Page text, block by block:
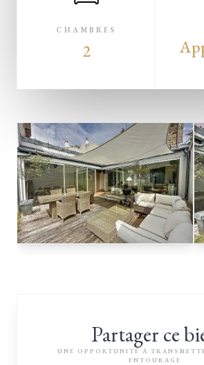
CHAMBRES
2
Partager ce
UNE OPPORTUNITÉ À
ENTOURAGE